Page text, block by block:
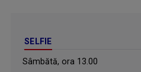
SELFIE
Sâmbătă, ora 13.00